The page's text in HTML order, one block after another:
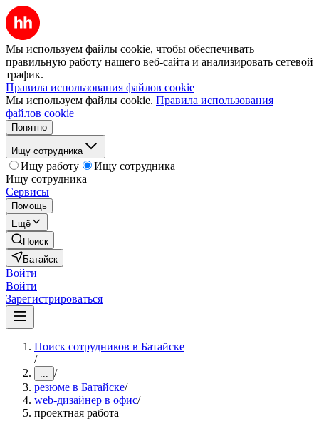
Мы используем файлы cookie, чтобы обеспечивать
правильную работу нашего веб-сайта и анализировать сетевой
трафик.
Правила использования файлов cookie
Мы используем файлы cookie. Правила использования
файлов cookie
Понятно
Ищу сотрудника
Ищу работу
Ищу сотрудника
Ищу сотрудника
Сервисы
Помощь
Ещё
Поиск
Батайск
Войти
Войти
Зарегистрироваться
Поиск сотрудников в Батайске
/
... /
резюме в Батайске/
web-дизайнер в офис/
проектная работа